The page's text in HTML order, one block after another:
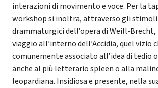
interazioni di movimento e voce. Per la
workshop si inoltra, attraverso gli stimoli
drammaturgici dell’opera di Weill-Brecht,
viaggio all’interno dell’Accidia, quel vizio
comunemente associato all’idea di tedio
anche al più letterario spleen o alla
leopardiana. Insidiosa e presente, nella